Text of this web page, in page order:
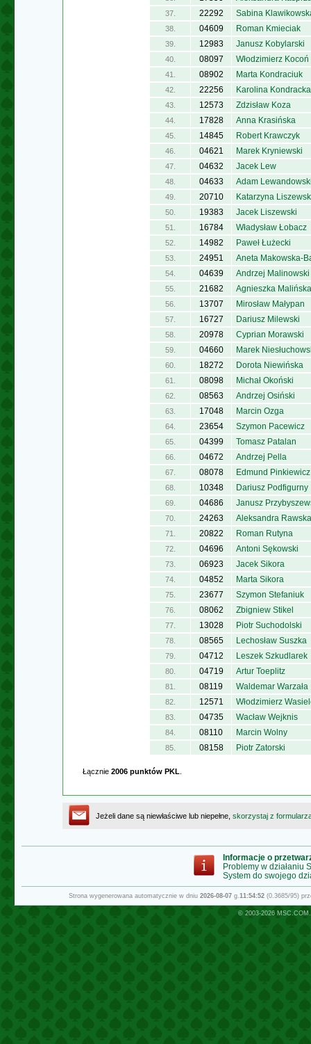
37. 22292 Sabina
38. 04609 Roman Kmieciak
39. 12983 Janusz Kobylarski
40. 08097 Włodzimierz Kocoń
41. 08902 Marta Kondraciuk
42. 22256 Karolina Kondracka
43. 12573 Zdzisław Koza
44. 17828 Anna Krasińska
45. 14845 Robert Krawczyk
46. 04621 Marek Kryniewski
47. 04632 Jacek Lew
48. 04633 Adam
49. 20710 Katarzyna
50. 19383 Jacek Liszewski
51. 16784 Władysław Łobacz
52. 14982 Paweł Łużecki
53. 24951 Aneta Makowska-
54. 04639 Andrzej Malinowski
55. 21682 Agnieszka Malińska
56. 13707 Mirosław Małypan
57. 16727 Dariusz Milewski
58. 20978 Cyprian Morawski
59. 04660 Marek
60. 18272 Dorota Niewińska
61. 08098 Michał Okoński
62. 08563 Andrzej Osiński
63. 17048 Marcin Ozga
64. 23654 Szymon Pacewicz
65. 04399 Tomasz Patalan
66. 04672 Andrzej Pella
67. 08078 Edmund Pinkiewicz
68. 10348 Dariusz Podfigurny
69. 04686 Janusz
70. 24263 Aleksandra Rawska
71. 20822 Roman Rutyna
72. 04696 Antoni Sękowski
73. 06923 Jacek Sikora
74. 04852 Marta Sikora
75. 23677 Szymon Stefaniuk
76. 08062 Zbigniew Stikel
77. 13028 Piotr Suchodolski
78. 08565 Lechosław Suszka
79. 04712 Leszek Szkudlarek
80. 04719 Artur Toeplitz
81. 08119 Waldemar Warzała
82. 12571 Włodzimierz
83. 04735 Wacław Wejknis
84. 08110 Marcin Wolny
85. 08158 Piotr Zatorski
Łącznie 2006 punktów PKL
Jeżeli dane są niewłaściwe lub niepełne, skorzystaj z
Informacje o
Problemy w działaniu
System do swojego
Strona wygenerowana automatycznie w dniu 2026-08-07 g.11:54:52 (0.3685/95)
© 2003-2026